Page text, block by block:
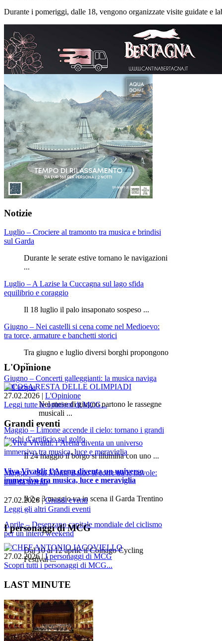
Durante i pomeriggi, dalle 18, vengono organizzate visite guidate e
Notizie
Luglio – Crociere al tramonto tra musica e brindisi
sul Garda
Durante le serate estive tornano le navigazioni
...
Luglio – A Lazise la Cuccagna sul lago sfida
equilibrio e coraggio
Il 18 luglio il palo insaponato sospeso ...
Giugno – Nei castelli si cena come nel Medioevo:
tra torce, armature e banchetti storici
Tra giugno e luglio diversi borghi propongono
...
Giugno – Concerti galleggianti: la musica naviga
sull’acqua
Nel mese di giugno partono le rassegne
musicali ...
Maggio – Limone accende il cielo: tornano i grandi
fuochi d’artificio sul golfo
Il 24 maggio il borgo si illumina con uno ...
Maggio – Sul Monte Baldo si corre tra le nuvole:
trail da brividi
Il 2 e 3 maggio va in scena il Garda Trentino
...
Aprile – Desenzano capitale mondiale del ciclismo
per un intero weekend
Dal 10 al 12 aprile il Colnago Cycling
Festival ...
L'Opinione
27.02.2026 | L'Opinione
Leggi tutte le opinioni di MCG...
Grandi eventi
Viva Vivaldi: l’Arena diventa un universo
immersivo tra musica, luce e meraviglia
27.02.2026 |Grandi eventi
Leggi gli altri Grandi eventi
I personaggi di MCG
27.02.2026|I personaggi di MCG
Scopri tutti i personaggi di MCG...
LAST MINUTE